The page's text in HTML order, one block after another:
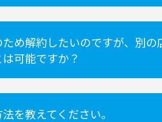
ため解約したいのですが、別
は可能ですか？
を教えてください。